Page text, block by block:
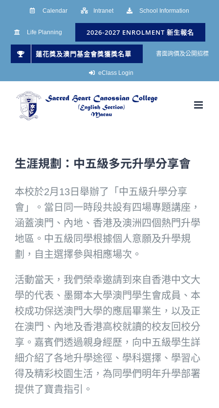
Calendar Intranet School Information
Life Planning 2026-2027 ENROLMENT 新生報名
蓮花獎及澳門基金會獎獲獎名單 書面詢價及公開招標
eClass Login
生涯規劃：中五級多元升學分享會
本校於2月13日舉辦了「中五級升學分享
會」。當日同一時段共設有四場專題講座，
涵蓋澳門、內地、香港及澳洲四個熱門升學
地區。中五級同學根據個人意願及升學規
劃，自主選擇參與相應場次。
活動當天，我們榮幸邀請到來自香港中文大
學的代表、墨爾本大學澳門學生會成員、本
校成功保送澳門大學的應屆畢業生，以及正
在澳門、內地及香港高校就讀的校友回校分
享。嘉賓們透過親身經歷，向中五級學生詳
細介紹了各地升學途徑、學科選擇、學習心
得及精彩校園生活，為同學們明年升學部署
提供了寶貴指引。